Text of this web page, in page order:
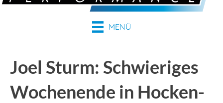
MENÜ
Joel Sturm: Schwieriges
Wochen­ende in Hocken­